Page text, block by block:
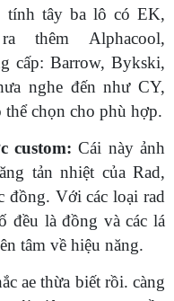
tính tây ba lô có EK,
thêm Alphacool,
cấp: Barrow, Bykski,
nghe đến như CY,
chọn cho phù hợp.
custom: Cái này ảnh
tản nhiệt của Rad,
đồng. Với các loại rad
đều là đồng và các lá
tâm về hiệu năng.
ae thừa biết rồi. càng